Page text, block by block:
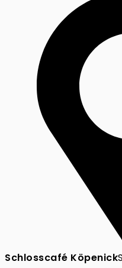
Schlosscafé Köpenick